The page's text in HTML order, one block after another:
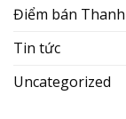
Điểm bán
Tin tức
Uncategorized